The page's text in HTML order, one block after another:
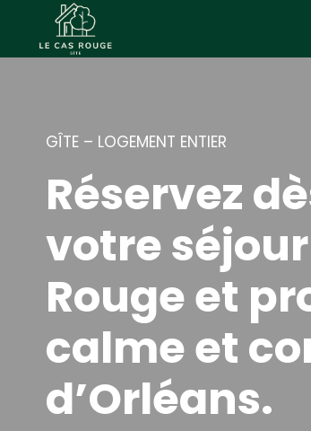
l
GÎTE – LOGEMENT ENTIER
Réservez
votre
Rouge et
calme et
d’Orléans.